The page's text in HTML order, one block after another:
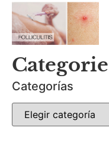
Categorías